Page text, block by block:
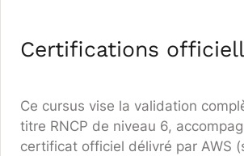
Certifications
Ce cursus vise la validation
titre RNCP de niveau 6,
certificat officiel délivré par AWS